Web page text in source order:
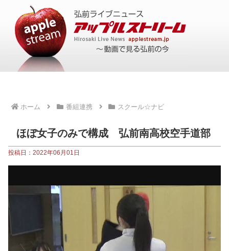
ホーム 番組連携 スクール☆ナビ
ほぼ女子のみで構成 弘前南高校空手道部
投稿日：2022年06月01日